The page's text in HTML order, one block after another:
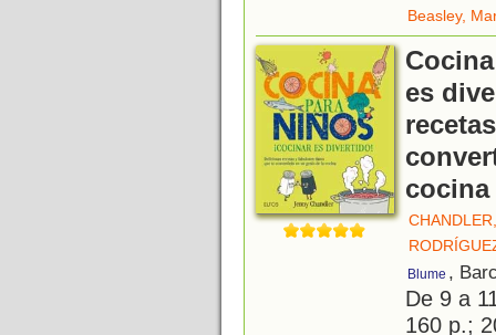
Beasley,
es
cocina
Blume ,
De 9 a
160 p.;